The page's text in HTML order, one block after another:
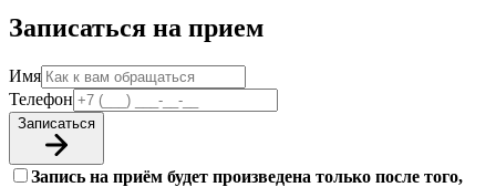
Записаться на прием
Имя
Телефон
Записаться
Запись на приём будет произведена только после того,